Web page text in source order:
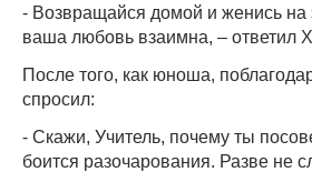
- Возвращайся домой и женись
ваша любовь взаимна, – ответил
После того, как юноша,
спросил:
- Скажи, Учитель, почему ты
боится разочарования. Разве не